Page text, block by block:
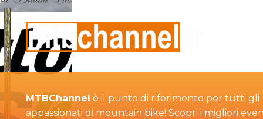
MTBChannel è il punto di riferimento per tutti gli
appassionati di mountain bike! Scopri i migliori